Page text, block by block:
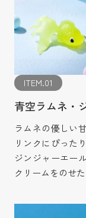
ITEM.01
青空ラムネ・
ラムネの優しい
リンクにぴった
ジンジャーエー
クリームをのせ